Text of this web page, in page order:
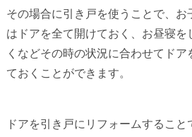
その場合に引き戸を使うことで、
はドアを全て開けておく、お昼寝
くなどその時の状況に合わせてド
ておくことができます。
ドアを引き戸にリフォームするこ